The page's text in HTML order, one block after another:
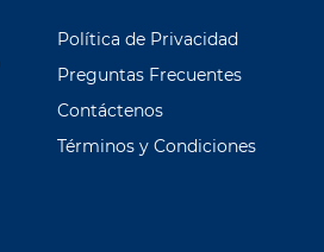
Política de Privacidad
Preguntas Frecuentes
Contáctenos
Términos y Condiciones